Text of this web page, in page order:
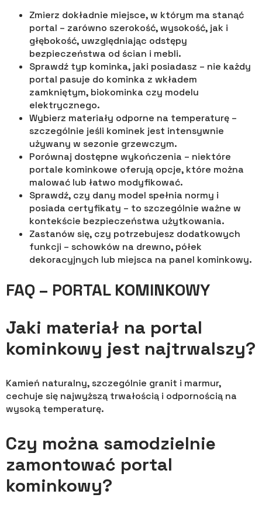
Zmierz dokładnie miejsce, w którym ma stanąć
portal – zarówno szerokość, wysokość, jak i
głębokość, uwzględniając odstępy
bezpieczeństwa od ścian i mebli.
Sprawdź typ kominka, jaki posiadasz – nie każdy
portal pasuje do kominka z wkładem
zamkniętym, biokominka czy modelu
elektrycznego.
Wybierz materiały odporne na temperaturę –
szczególnie jeśli kominek jest intensywnie
używany w sezonie grzewczym.
Porównaj dostępne wykończenia – niektóre
portale kominkowe oferują opcje, które można
malować lub łatwo modyfikować.
Sprawdź, czy dany model spełnia normy i
posiada certyfikaty – to szczególnie ważne w
kontekście bezpieczeństwa użytkowania.
Zastanów się, czy potrzebujesz dodatkowych
funkcji – schowków na drewno, półek
dekoracyjnych lub miejsca na panel kominkowy.
FAQ – PORTAL KOMINKOWY
Jaki materiał na portal
kominkowy jest najtrwalszy?
Kamień naturalny, szczególnie granit i marmur,
cechuje się najwyższą trwałością i odpornością na
wysoką temperaturę.
Czy można samodzielnie
zamontować portal
kominkowy?